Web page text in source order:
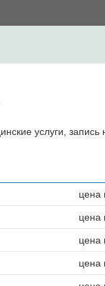
услуги, запись
цена
цена
цена
цена